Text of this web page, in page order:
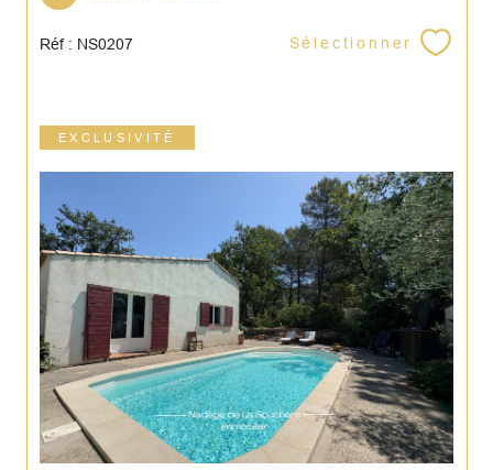
Réf : NS0207 Sélectionner
EXCLUSIVITÉ